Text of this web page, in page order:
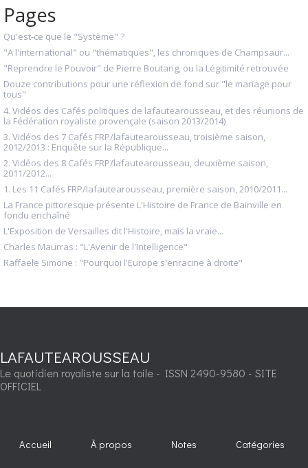
Pages
Qu'est-ce que le "Système" ?
"A l'international" ou "thématiques", les chroniques de Champsaur...
"Reprendre le Pouvoir" de Pierre Boutang, ou la Légitimité retrouvée
Douze contributions pour une réflexion de fond sur "le mariage pour
tous"
4. Vidéos des Cafés politiques de lafautearousseau, et des réunions de
la Fédération royaliste provençale (saison 2013/2014)
3. Vidéos des 7 Cafés FRP/lafautearousseau, troisième saison,
2012/2013 : Enquête sur la République...
2. Vidéos des 8 Cafés FRP/lafautearousseau, deuxième saison,
2011/2012...
1. Les 11 Cafés FRP/lafautearousseau, première saison, 2010/2011...
La France pittoresque présente L'Histoire de France de Bainville en
fondu enchaîné
L'Exposition de Versailles dit l'Histoire, mais la vraie...
Charles Maurras : "L'Avenir de l'Intelligence"
Raffaele Simone : "Pourquoi l'Europe s'enracine à droite"
LAFAUTEAROUSSEAU
Le quotidien royaliste sur la toile - ISSN 2490-9580 - SITE
OFFICIEL
Accueil À propos Notes Catégories